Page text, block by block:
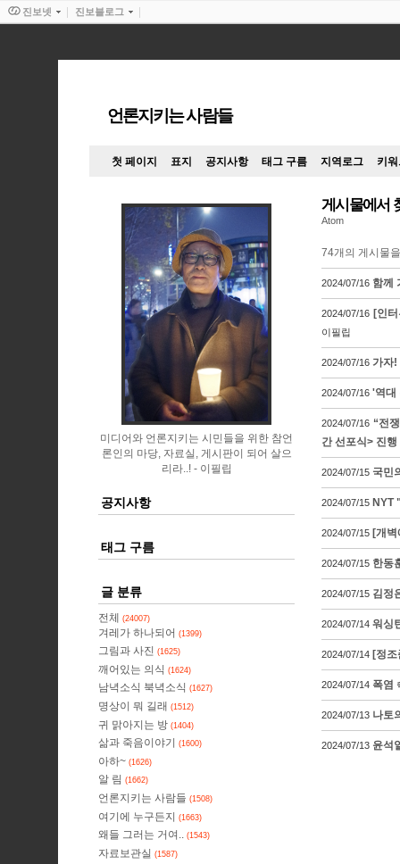
언론지키는 사람들
첫 페이지 표지 공지사항 태그 구름 지역로그 키
게시물에서
Atom
74개의 게시물
2024/07/16 함께
2024/07/16 [인
이필립
2024/07/16 가자!
2024/07/16 '역대
2024/07/16 “전
간 선포식> 진행
2024/07/15 국민
2024/07/15 NYT
2024/07/15 [개벽
2024/07/15 한동
2024/07/15 김정
2024/07/14 워싱
2024/07/14 [정
2024/07/14 폭염
2024/07/13 나토
2024/07/13 윤석
미디어와 언론지키는 시민들을 위한 참언
론인의 마당, 자료실, 게시판이 되어 살으
리라..!
이필립
공지사항
태그 구름
글 분류
전체 (24007)
겨레가 하나되어 (1399)
그림과 사진 (1625)
깨어있는 의식 (1624)
남녁소식 북녁소식 (1627)
명상이 뭐 길래 (1512)
귀 맑아지는 방 (1404)
삶과 죽음이야기 (1600)
아하~ (1626)
알 림 (1662)
언론지키는 사람들 (1508)
여기에 누구든지 (1663)
왜들 그러는 거여.. (1543)
자료보관실 (1587)
진보넷 진보블로그